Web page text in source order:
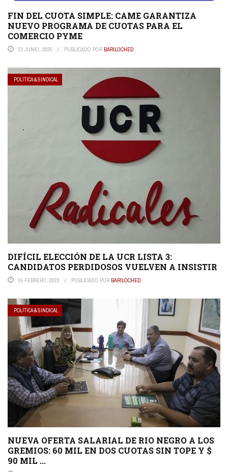
FIN DEL CUOTA SIMPLE: CAME GARANTIZA
NUEVO PROGRAMA DE CUOTAS PARA EL
COMERCIO PYME
23 JUNIO, 2025 PUBLICADO POR BARILOCHED
POLÍTICA & SINDICAL
DIFÍCIL ELECCIÓN DE LA UCR LISTA 3:
CANDIDATOS PERDIDOSOS VUELVEN A INSISTIR
14 FEBRERO, 2023 PUBLICADO POR BARILOCHED
POLÍTICA & SINDICAL
NUEVA OFERTA SALARIAL DE RIO NEGRO A LOS
GREMIOS: 60 MIL EN DOS CUOTAS SIN TOPE Y $
90 MIL ...